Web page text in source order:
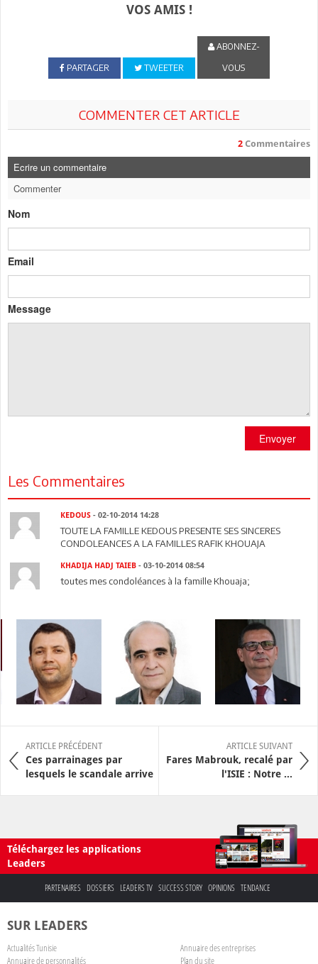
VOS AMIS !
PARTAGER TWEETER
ABONNEZ-
VOUS
COMMENTER CET ARTICLE
2 Commentaires
Ecrire un commentaire
Commenter
Nom
Email
Message
Envoyer
Les Commentaires
KEDOUS - 02-10-2014 14:28
TOUTE LA FAMILLE KEDOUS PRESENTE SES SINCERES
CONDOLEANCES A LA FAMILLES RAFIK KHOUAJA
KHADIJA HADJ TAIEB - 03-10-2014 08:54
toutes mes condoléances à la famille Khouaja;
ARTICLE PRÉCÉDENT
Ces parrainages par
lesquels le scandale arrive
ARTICLE SUIVANT
Fares Mabrouk, recalé par
l'ISIE : Notre ...
Téléchargez les applications
Leaders
PARTENAIRES DOSSIERS LEADERS TV SUCCESS STORY OPINIONS TENDANCE
SUR LEADERS
Actualités Tunisie
Annuaire des entreprises
Annuaire de personnalités
Plan du site